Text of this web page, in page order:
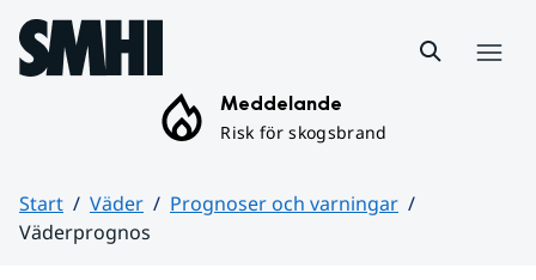
Hoppa till sidans innehåll
Meddelande
Risk för skogsbrand
Start Väder
Prognoser och varningar
Väderprognos